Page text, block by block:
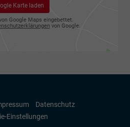
Karte laden
Google Maps eingebettet.
von Google.
Datenschutz
Einstellungen